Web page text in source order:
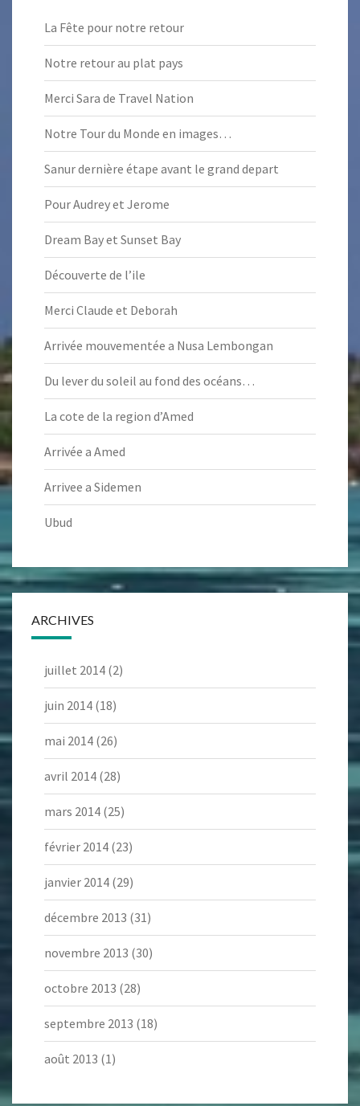
La Fête pour notre retour
Notre retour au plat pays
Merci Sara de Travel Nation
Notre Tour du Monde en images…
Sanur dernière étape avant le grand depart
Pour Audrey et Jerome
Dream Bay et Sunset Bay
Découverte de l’ile
Merci Claude et Deborah
Arrivée mouvementée a Nusa Lembongan
Du lever du soleil au fond des océans…
La cote de la region d’Amed
Arrivée a Amed
Arrivee a Sidemen
Ubud
ARCHIVES
juillet 2014 (2)
juin 2014 (18)
mai 2014 (26)
avril 2014 (28)
mars 2014 (25)
février 2014 (23)
janvier 2014 (29)
décembre 2013 (31)
novembre 2013 (30)
octobre 2013 (28)
septembre 2013 (18)
août 2013 (1)